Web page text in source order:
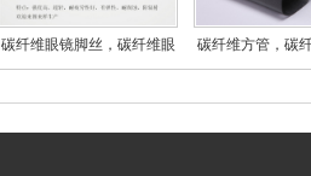
碳纤维眼镜脚丝，碳纤维眼
镜
碳纤维方管，碳
碳